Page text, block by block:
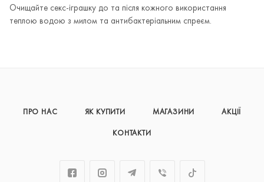
Очищайте секс-іграшку до та після кожного використання
теплою водою з милом та антибактеріальним спреєм.
ПРО НАС ЯК КУПИТИ МАГАЗИНИ АКЦІЇ
КОНТАКТИ